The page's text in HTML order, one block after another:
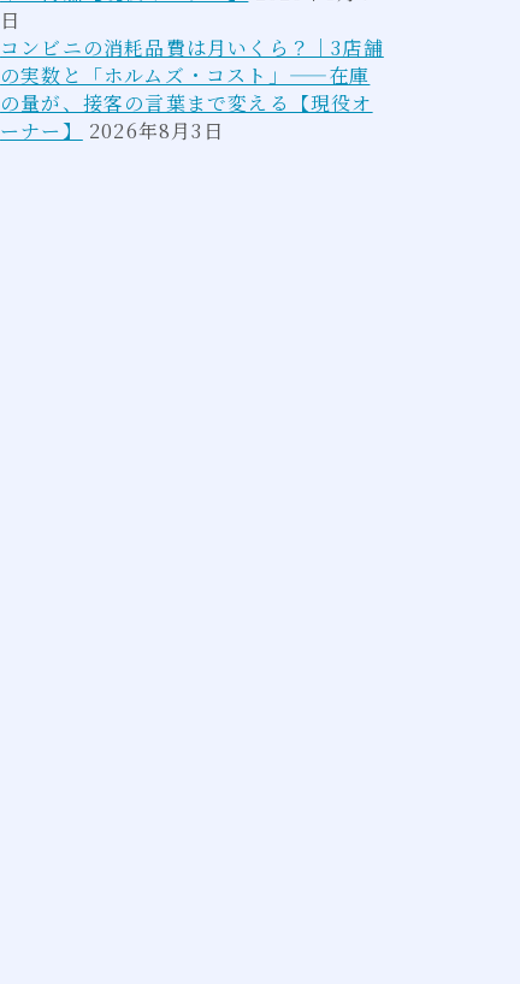
日
コンビニの消耗品費は月いくら？｜3店舗
の実数と「ホルムズ・コスト」——在庫
の量が、接客の言葉まで変える【現役オ
ーナー】
2026年8月3日